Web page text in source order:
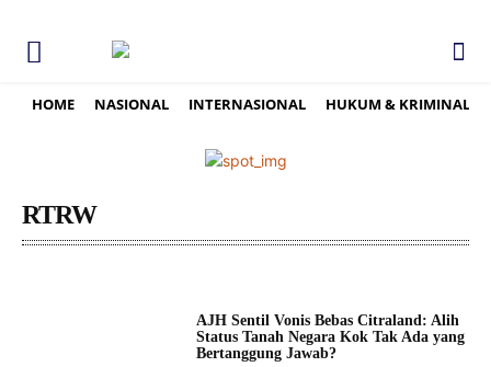
HOME NASIONAL INTERNASIONAL HUKUM & KRIMINAL
RTRW
AJH Sentil Vonis Bebas Citraland: Alih
Status Tanah Negara Kok Tak Ada yang
Bertanggung Jawab?